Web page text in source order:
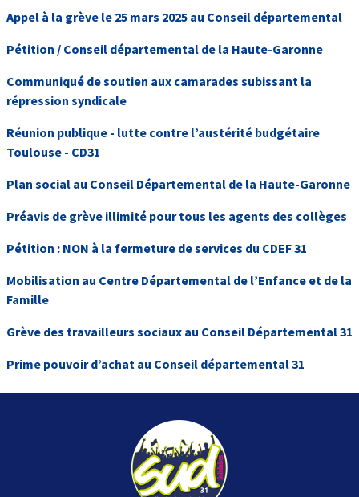
Appel à la grève le 25 mars 2025 au Conseil départemental
Pétition / Conseil départemental de la Haute-Garonne
Communiqué de soutien aux camarades subissant la
répression syndicale
Réunion publique - lutte contre l’austérité budgétaire
Toulouse - CD31
Plan social au Conseil Départemental de la Haute-Garonne
Préavis de grève illimité pour tous les agents des collèges
Pétition : NON à la fermeture de services du CDEF 31
Mobilisation au Centre Départemental de l’Enfance et de la
Famille
Grève des travailleurs sociaux au Conseil Départemental 31
Prime pouvoir d’achat au Conseil départemental 31